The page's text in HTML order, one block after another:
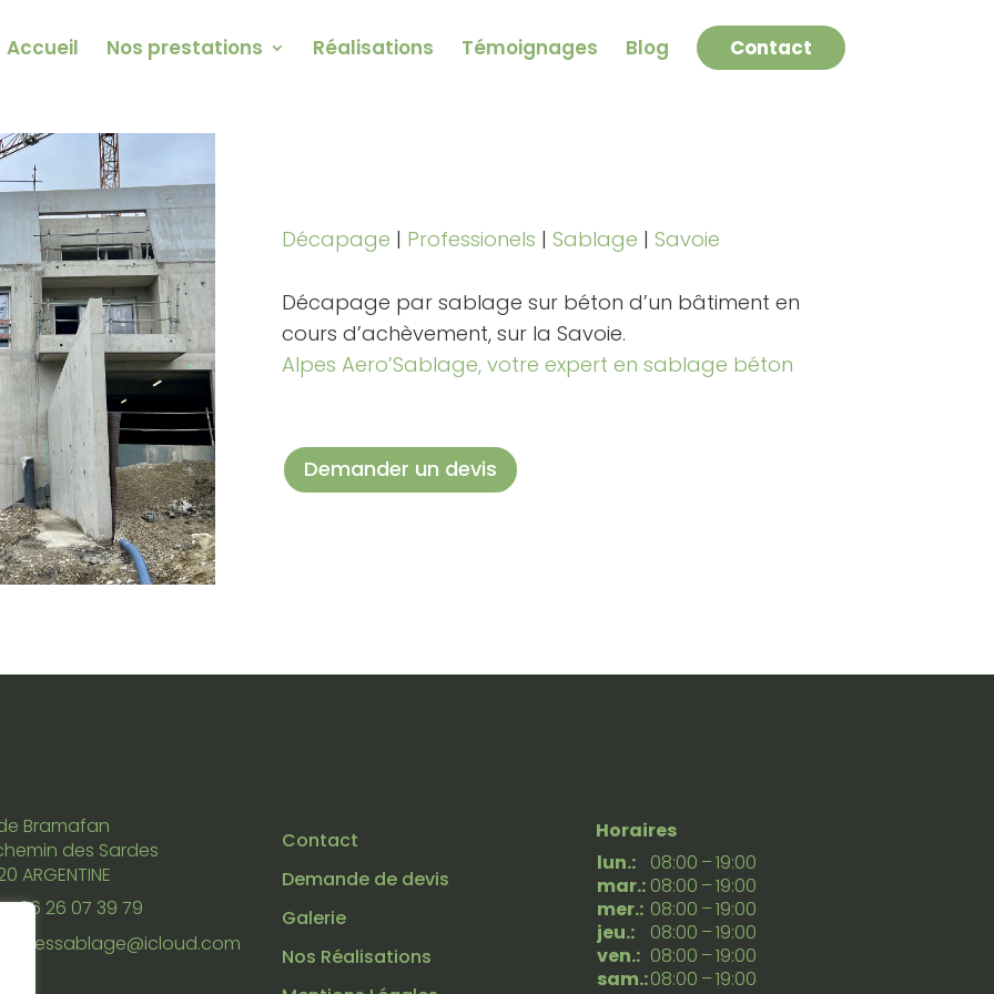
Accueil Nos prestations Réalisations Témoignages Blog Contact
Décapage | Professionels | Sablage | Savoie
Décapage par sablage sur béton d’un bâtiment en
cours d’achèvement, sur la Savoie.
Alpes Aero’Sablage, votre expert en sablage béton
Demander un devis
Bramafan
des Sardes
ARGENTINE
06 26 07 39 79
alpessablage@icloud.com
Contact
Demande de devis
Galerie
Nos Réalisations
Horaires
lun.:
08:00 – 19:00
mar.: 08:00 – 19:00
mer.: 08:00 – 19:00
jeu.:
08:00 – 19:00
ven.: 08:00 – 19:00
sam.:08:00 – 19:00